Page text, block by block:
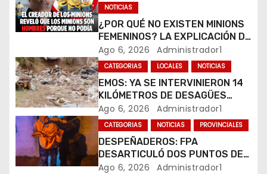
e
e
n
t
r
a
d
NOTICIAS
¿POR QUÉ NO EXISTEN MINIONS
FEMENINOS? LA EXPLICACIÓN DE
SU CREADOR QUE VOLVIÓ A
VIRALIZARSE
Ago 6, 2026 Administrador1
CATEGORIAS LOCALES NOTICIAS
EMOS: YA SE INTERVINIERON 14
KILÓMETROS DE DESAGÜES
PLUVIALES
Ago 6, 2026 Administrador1
CATEGORIAS NOTICIAS PROVINCIALES
DESPEÑADEROS: FPA
DESARTICULÓ DOS PUNTOS DE
VENTA DE DROGAS. TRES
Ago 6, 2026 Administrador1